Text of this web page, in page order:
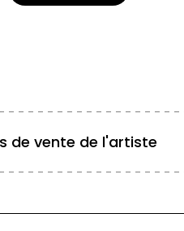
de vente de l'artiste
la vente dès que l’article arrive